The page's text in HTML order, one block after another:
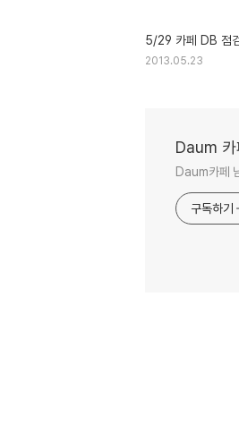
5/29 카페 DB 점
2013.05.23
Daum 카
Daum카페
구독하기